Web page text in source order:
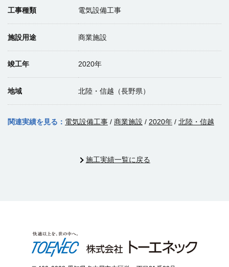
工事種類 電気設備工事
施設用途 商業施設
竣工年 2020年
地域 北陸・信越（長野県）
関連実績を見る： 電気設備工事 / 商業施設 / 2020年 / 北陸・信越
施工実績一覧に戻る